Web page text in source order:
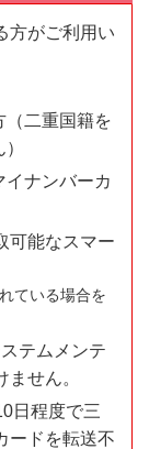
方がご利用い
（二重国籍を
ナンバーカ
可能なスマー
ている場合を
テムメンテ
せん。
日程度で三
ードを転送不